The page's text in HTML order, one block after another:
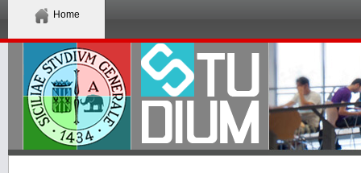
Home